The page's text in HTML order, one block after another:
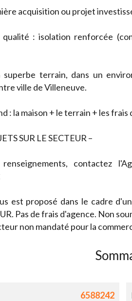
acquisition ou projet
qualité : isolation renforcée
terrain, dans un
ville de Villeneuve.
: la maison + le terrain + les
SUR LE SECTEUR –
contactez
est proposé dans le cadre
Pas de frais d'agence. Non
non mandaté pour la
6588242